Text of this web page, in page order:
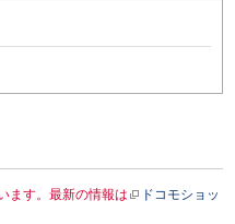
ます。最新の情報は
ドコモショッ